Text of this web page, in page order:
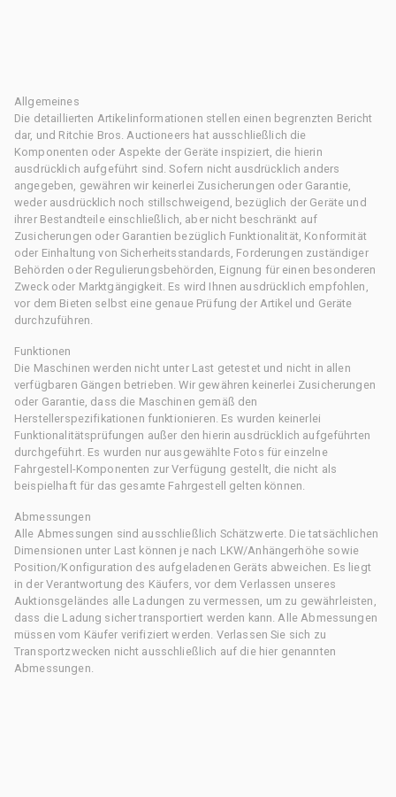
Allgemeines
Die detaillierten Artikelinformationen stellen einen begrenzten Bericht
dar, und Ritchie Bros. Auctioneers hat ausschließlich die
Komponenten oder Aspekte der Geräte inspiziert, die hierin
ausdrücklich aufgeführt sind. Sofern nicht ausdrücklich anders
angegeben, gewähren wir keinerlei Zusicherungen oder Garantie,
weder ausdrücklich noch stillschweigend, bezüglich der Geräte und
ihrer Bestandteile einschließlich, aber nicht beschränkt auf
Zusicherungen oder Garantien bezüglich Funktionalität, Konformität
oder Einhaltung von Sicherheitsstandards, Forderungen zuständiger
Behörden oder Regulierungsbehörden, Eignung für einen besonderen
Zweck oder Marktgängigkeit. Es wird Ihnen ausdrücklich empfohlen,
vor dem Bieten selbst eine genaue Prüfung der Artikel und Geräte
durchzuführen.
Funktionen
Die Maschinen werden nicht unter Last getestet und nicht in allen
verfügbaren Gängen betrieben. Wir gewähren keinerlei Zusicherungen
oder Garantie, dass die Maschinen gemäß den
Herstellerspezifikationen funktionieren. Es wurden keinerlei
Funktionalitätsprüfungen außer den hierin ausdrücklich aufgeführten
durchgeführt. Es wurden nur ausgewählte Fotos für einzelne
Fahrgestell-Komponenten zur Verfügung gestellt, die nicht als
beispielhaft für das gesamte Fahrgestell gelten können.
Abmessungen
Alle Abmessungen sind ausschließlich Schätzwerte. Die tatsächlichen
Dimensionen unter Last können je nach LKW/Anhängerhöhe sowie
Position/Konfiguration des aufgeladenen Geräts abweichen. Es liegt
in der Verantwortung des Käufers, vor dem Verlassen unseres
Auktionsgeländes alle Ladungen zu vermessen, um zu gewährleisten,
dass die Ladung sicher transportiert werden kann. Alle Abmessungen
müssen vom Käufer verifiziert werden. Verlassen Sie sich zu
Transportzwecken nicht ausschließlich auf die hier genannten
Abmessungen.